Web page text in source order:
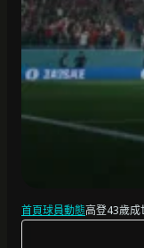
首頁球員動態高登43歲成